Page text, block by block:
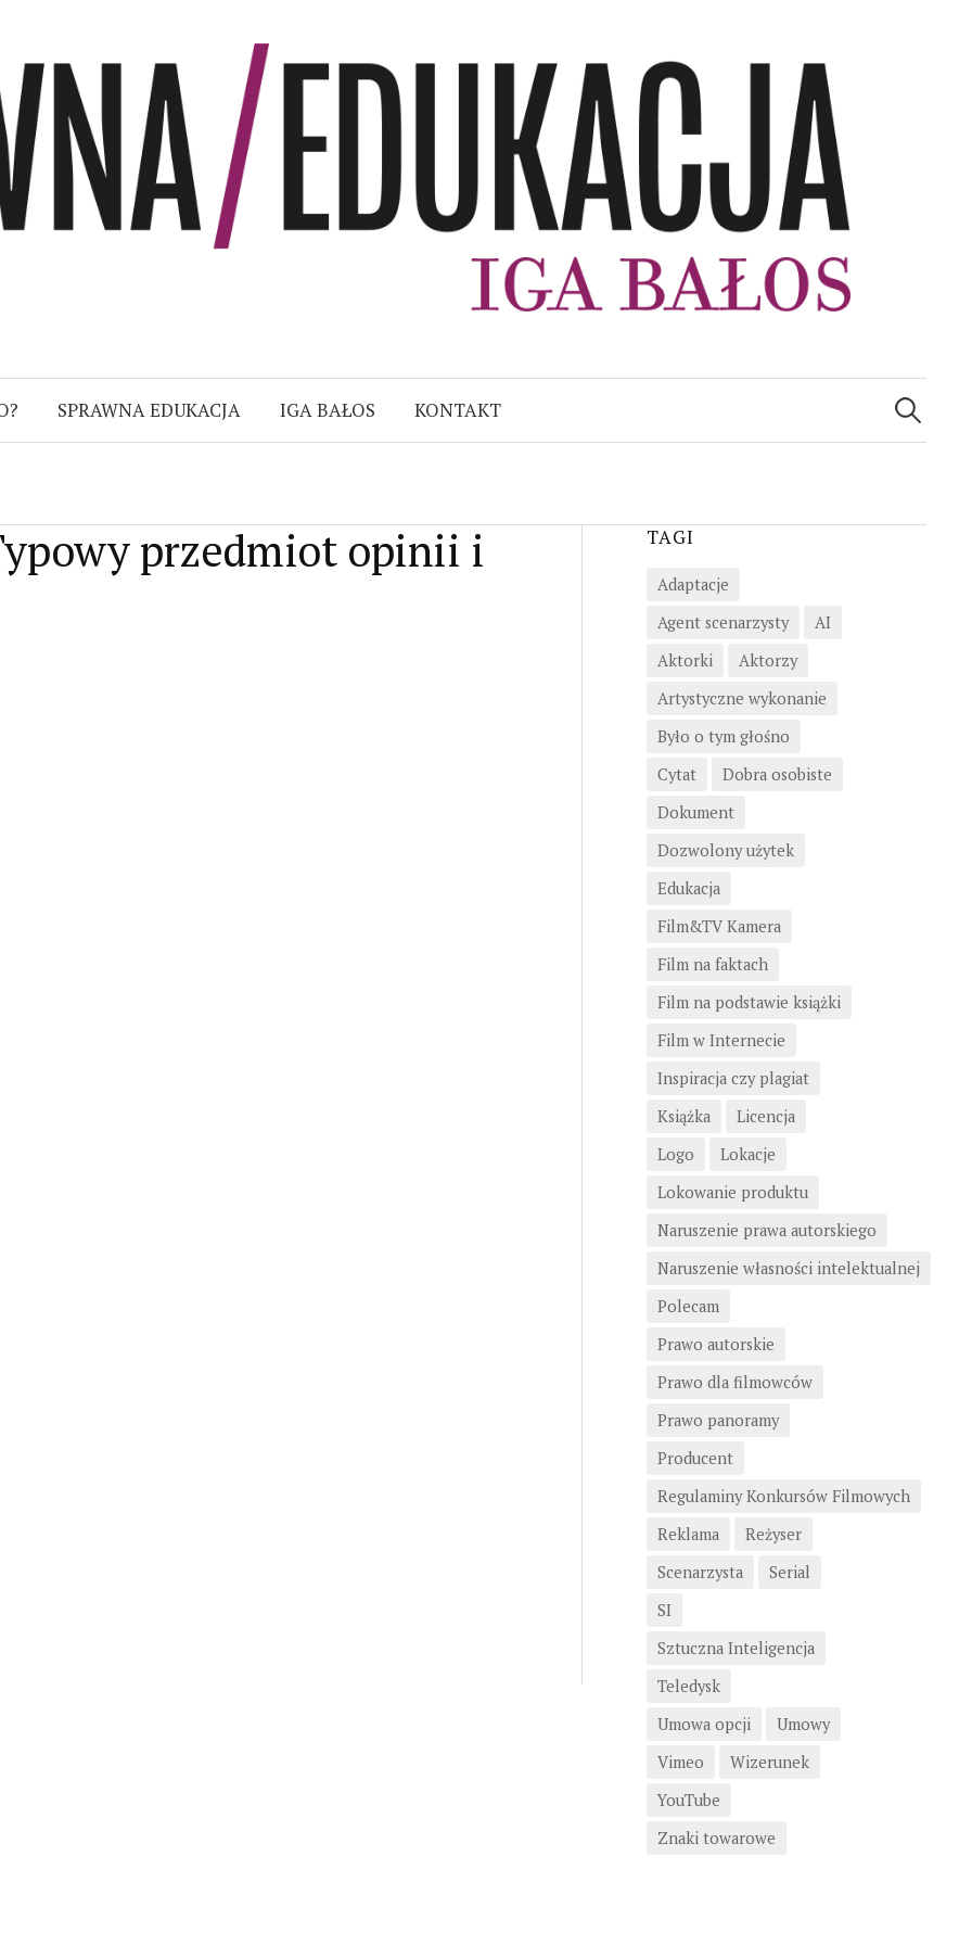
SPRAWNA EDUKACJA IGA BAŁOS KONTAKT Szukaj:
przedmiot opinii i
TAGI
Adaptacje
Agent scenarzysty
AI
Aktorki
Aktorzy
Artystyczne wykonanie
Było o tym głośno
Cytat
Dobra osobiste
Dokument
Dozwolony użytek
Edukacja
Film&TV Kamera
Film na faktach
Film na podstawie książki
Film w Internecie
Inspiracja czy plagiat
Książka
Licencja
Logo
Lokacje
Lokowanie produktu
Naruszenie prawa autorskiego
Naruszenie własności intelektualnej
Polecam
Prawo autorskie
Prawo dla filmowców
Prawo panoramy
Producent
Regulaminy Konkursów Filmowych
Reklama
Reżyser
Scenarzysta
Serial
SI
Sztuczna Inteligencja
Teledysk
Umowa opcji
Umowy
Vimeo
Wizerunek
YouTube
Znaki towarowe